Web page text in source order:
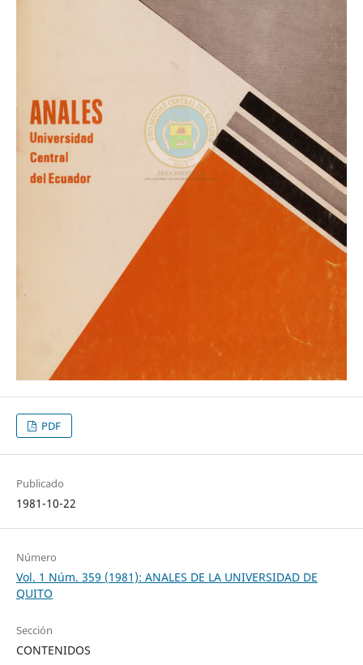
PDF
Publicado
1981-10-22
Número
Vol. 1 Núm. 359 (1981): ANALES DE LA UNIVERSIDAD DE
QUITO
Sección
CONTENIDOS